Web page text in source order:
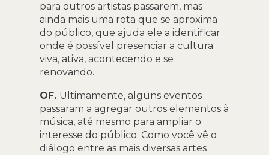
para outros artistas passarem, mas
ainda mais uma rota que se aproxima
do público, que ajuda ele a identificar
onde é possível presenciar a cultura
viva, ativa, acontecendo e se
renovando.
OF. Ultimamente, alguns eventos
passaram a agregar outros elementos à
música, até mesmo para ampliar o
interesse do público. Como você vê o
diálogo entre as mais diversas artes